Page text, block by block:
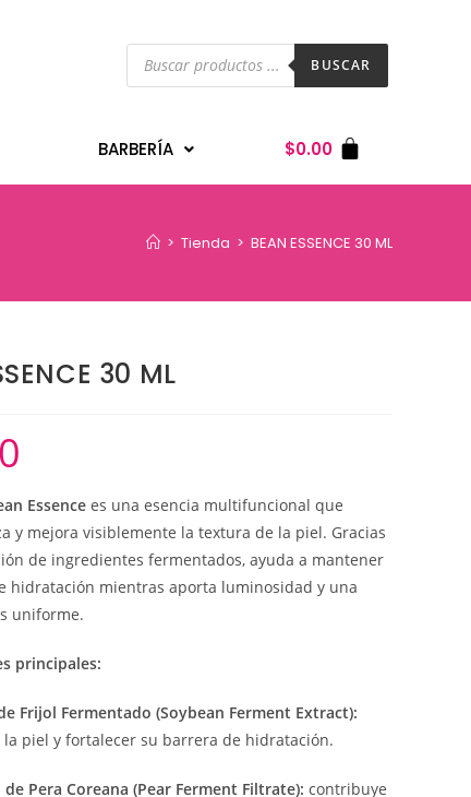
BUSCAR
BARBERÍA $0.00
> Tienda > BEAN ESSENCE 30 ML
30 ML
Essencees una esencia multifuncional que
y mejora visiblemente la textura de la piel. Gracias
de ingredientes fermentados, ayuda a mantener
hidratación mientras aporta luminosidad y una
uniforme.
principales:
Frijol Fermentado (Soybean Ferment Extract):
piel y fortalecer su barrera de hidratación.
Pera Coreana (Pear Ferment Filtrate): contribuye